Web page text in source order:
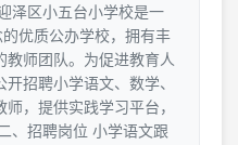
泽区小五台小学校是一
的优质公办学校，拥有丰
教师团队。为促进教育人
招聘小学语文、数学、
，提供实践学习平台，
、招聘岗位 小学语文跟